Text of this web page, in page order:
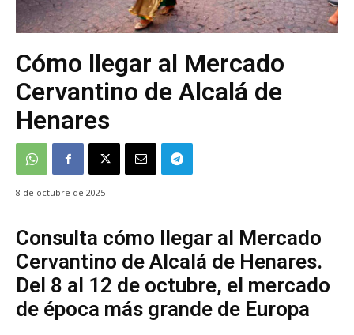
Cómo llegar al Mercado
Cervantino de Alcalá de
Henares
8 de octubre de 2025
Consulta cómo llegar al Mercado
Cervantino de Alcalá de Henares.
Del 8 al 12 de octubre, el mercado
de época más grande de Europa